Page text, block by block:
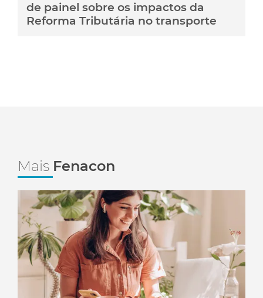
de painel sobre os impactos da
Reforma Tributária no transporte
Mais Fenacon